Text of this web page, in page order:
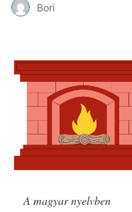
Bori
A magyar nyelvben